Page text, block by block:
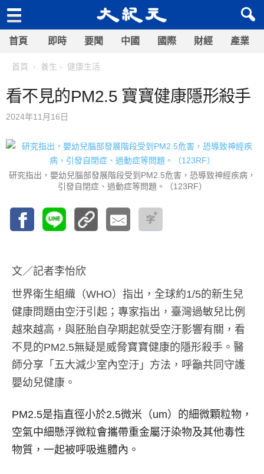
首頁 即時 要聞 中國 國際 財經 產業
首頁 養生 健康生活
看不見的PM2.5 寶寶健康隱形殺手
2024年11月16日
研究指出，嬰幼兒腦部發展階段受到PM2.5危害，恐導致神經疾病，
引發自閉症、過動症等問題。（123RF）
文／記者李怡欣
世界衛生組織（WHO）指出，全球約1/5的新生兒
健康問題由空汙引起；專家指出，臺灣過敏兒比例
越來越高，與胚胎自孕期起就受空汙影響有關，看
不見的PM2.5無疑是威脅寶寶健康的隱形殺手。醫
師分享「五大減少室內空汙」方法，呼籲共同守護
嬰幼兒健康。
PM2.5是指直徑小於2.5微米（um）的細微顆粒物，
空氣中細懸浮微粒會攜帶重金屬汙染物及其他毒性
物質，一起被呼吸進體內。